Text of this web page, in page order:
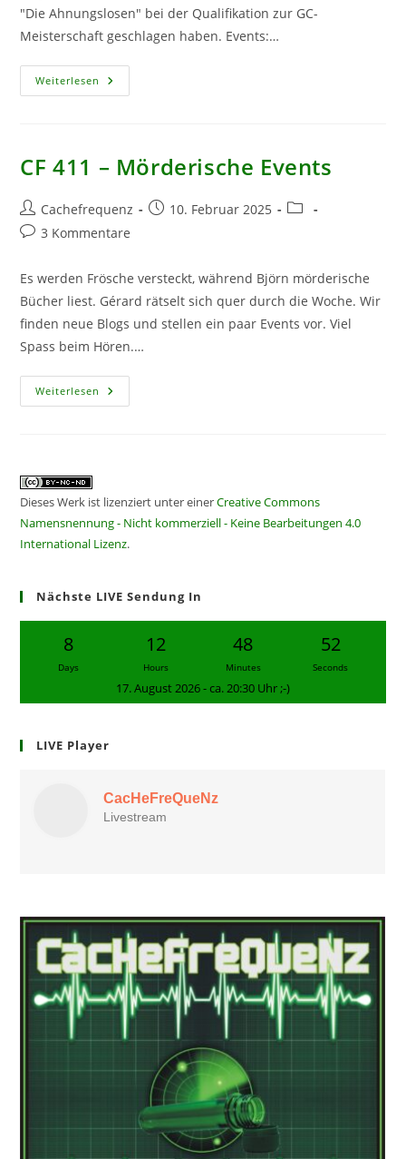
"Die Ahnungslosen" bei der Qualifikation zur GC-
Meisterschaft geschlagen haben. Events:…
Weiterlesen CF
454
CF 411 – Mörderische Events
Beitrags-
Autor:
Cachefrequenz
Beitrag10. Februar 2025
Beitrags-
Beitrags-
3 Kommentare
Es werden Frösche versteckt, während Björn mörderische
Bücher liest. Gérard rätselt sich quer durch die Woche. Wir
finden neue Blogs und stellen ein paar Events vor. Viel
Spass beim Hören.…
Weiterlesen CF
411
Dieses Werk ist lizenziert unter einerCreative Commons
Namensnennung - Nicht kommerziell - Keine Bearbeitungen 4.0
International Lizenz.
Nächste LIVE Sendung In
8
Days
12
Hours
48
Minutes
52
Seconds
17. August 2026 - ca. 20:30 Uhr ;-)
LIVE Player